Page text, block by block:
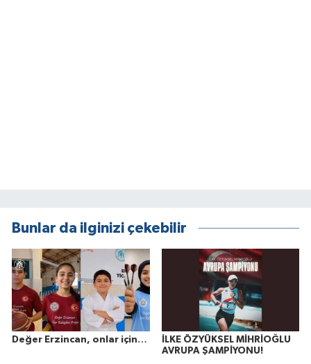
Bunlar da ilginizi çekebilir
Değer Erzincan, onlar için…
İLKE ÖZYÜKSEL MİHRİOĞLU
AVRUPA ŞAMPİYONU!